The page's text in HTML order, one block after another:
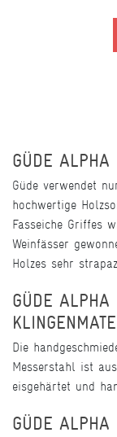
GÜDE ALPHA
Güde verwendet
hochwertige
Fasseiche Griffes
Weinfässer
Holzes sehr
GÜDE
Die
Messerstahl ist
eisgehärtet und
GÜDE